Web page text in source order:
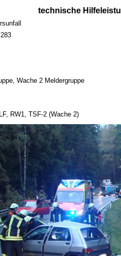
technische
Wache 2 Meldergruppe
RW1, TSF-2 (Wache 2)